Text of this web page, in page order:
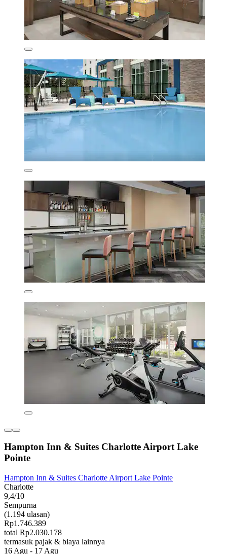
Hampton Inn & Suites Charlotte Airport Lake
Pointe
Hampton Inn & Suites Charlotte Airport Lake Pointe
Charlotte
9,4/10
Sempurna
(1.194 ulasan)
Rp1.746.389
total Rp2.030.178
termasuk pajak & biaya lainnya
16 Agu - 17 Agu